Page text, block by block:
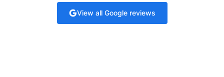
View all Google reviews